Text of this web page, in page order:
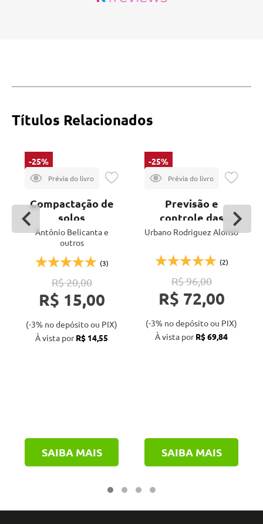
Títulos Relacionados
-25%
Compactação de
solos
Antônio Belicanta e
outros
(3)
R$ 20,00
R$ 15,00
(-3% no depósito ou PIX)
À vista porR$ 14,55
SAIBA MAIS
-25%
Previsão e
controle das
fundações - 3ª ed.
Urbano Rodriguez Alonso
(2)
R$ 96,00
R$ 72,00
(-3% no depósito ou PIX)
À vista porR$ 69,84
SAIBA MAIS